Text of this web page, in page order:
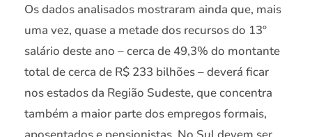
Os dados analisados mostraram ainda que, mais
uma vez, quase a metade dos recursos do 13º
salário deste ano – cerca de 49,3% do montante
total de cerca de R$ 233 bilhões – deverá ficar
nos estados da Região Sudeste, que concentra
também a maior parte dos empregos formais,